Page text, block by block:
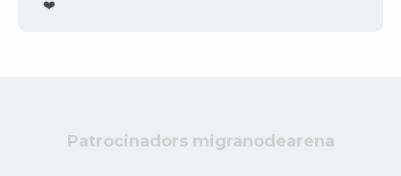
❤️
Patrocinadors migranodearena